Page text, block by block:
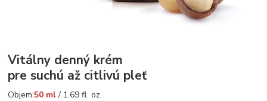
Vitálny denný krém
pre suchú až citlivú pleť
Objem:50 ml/ 1.69 fl. oz.